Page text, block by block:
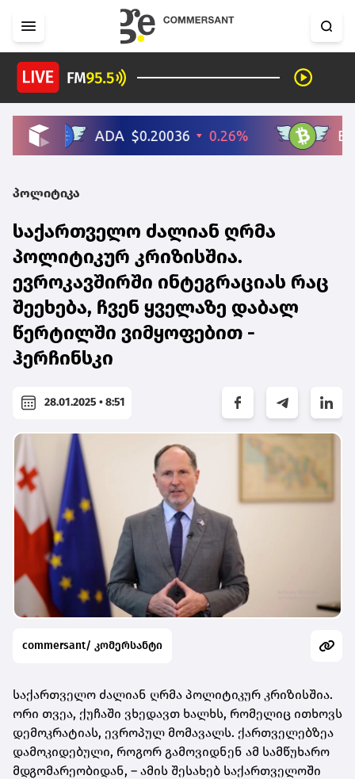
პოლიტიკა
საქართველო ძალიან ღრმა
პოლიტიკურ კრიზისშია.
ევროკავშირში ინტეგრაციას რაც
შეეხება, ჩვენ ყველაზე დაბალ
წერტილში ვიმყოფებით -
ჰერჩინსკი
28.01.2025 • 8:51
commersant/ კომერსანტი
საქართველო ძალიან ღრმა პოლიტიკურ კრიზისშია.
ორი თვეა, ქუჩაში ვხედავთ ხალხს, რომელიც ითხოვს
დემოკრატიას, ევროპულ მომავალს. ქართველებზეა
დამოკიდებული, როგორ გამოვიდნენ ამ სამწუხარო
მდგომარეობიდან, – ამის შესახებ საქართველოში